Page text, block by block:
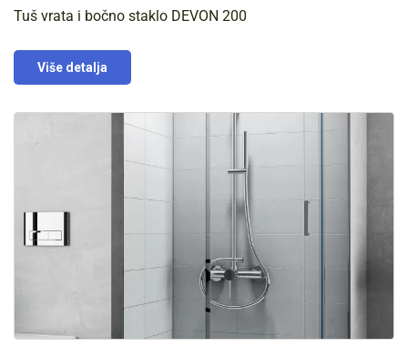
Tuš vrata i bočno staklo DEVON 200
Više detalja